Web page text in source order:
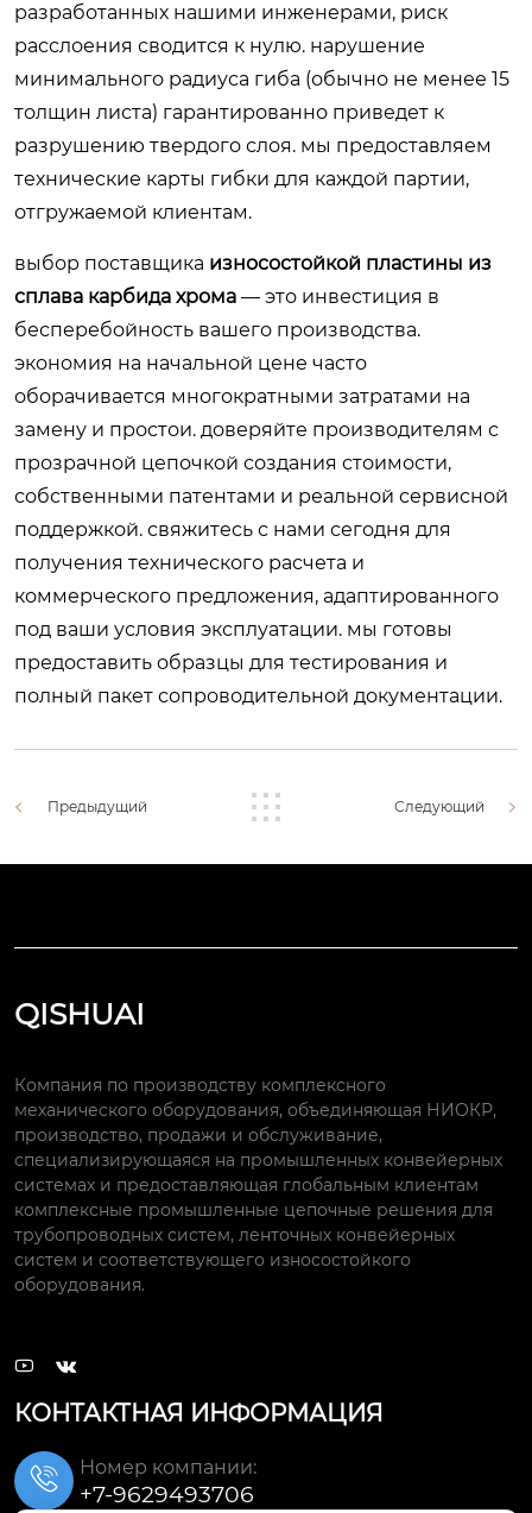
разработанных нашими инженерами, риск
расслоения сводится к нулю. нарушение
минимального радиуса гиба (обычно не менее 15
толщин листа) гарантированно приведет к
разрушению твердого слоя. мы предоставляем
технические карты гибки для каждой партии,
отгружаемой клиентам.
выбор поставщика износостойкой пластины из
сплава карбида хрома — это инвестиция в
бесперебойность вашего производства.
экономия на начальной цене часто
оборачивается многократными затратами на
замену и простои. доверяйте производителям с
прозрачной цепочкой создания стоимости,
собственными патентами и реальной сервисной
поддержкой. свяжитесь с нами сегодня для
получения технического расчета и
коммерческого предложения, адаптированного
под ваши условия эксплуатации. мы готовы
предоставить образцы для тестирования и
полный пакет сопроводительной документации.
Предыдущий Следующий
QISHUAI
Компания по производству комплексного
механического оборудования, объединяющая НИОКР,
производство, продажи и обслуживание,
специализирующаяся на промышленных конвейерных
системах и предоставляющая глобальным клиентам
комплексные промышленные цепочные решения для
трубопроводных систем, ленточных конвейерных
систем и соответствующего износостойкого
оборудования.
 
КОНТАКТНАЯ ИНФОРМАЦИЯ
 Номер компании:
+7-9629493706